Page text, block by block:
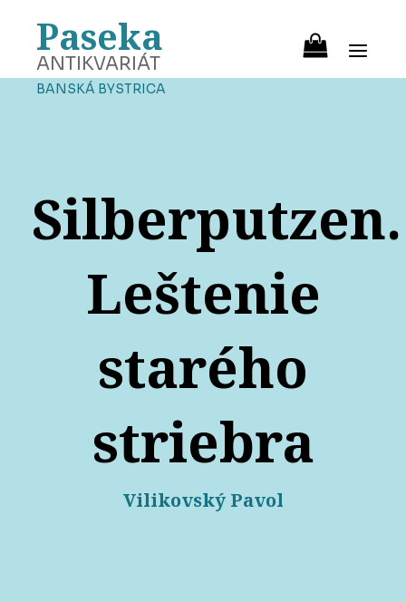
Paseka
ANTIKVARIÁT
BANSKÁ BYSTRICA
Silberputzen.
Leštenie
starého
striebra
Vilikovský Pavol